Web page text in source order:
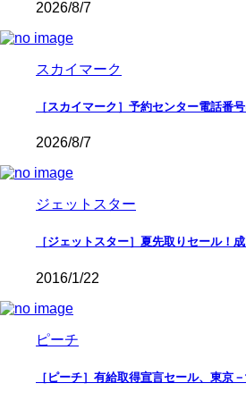
2026/8/7
スカイマーク
［スカイマーク］予約センター電話番
2026/8/7
ジェットスター
［ジェットスター］夏先取りセール！
2016/1/22
ピーチ
［ピーチ］有給取得宣言セール、東京